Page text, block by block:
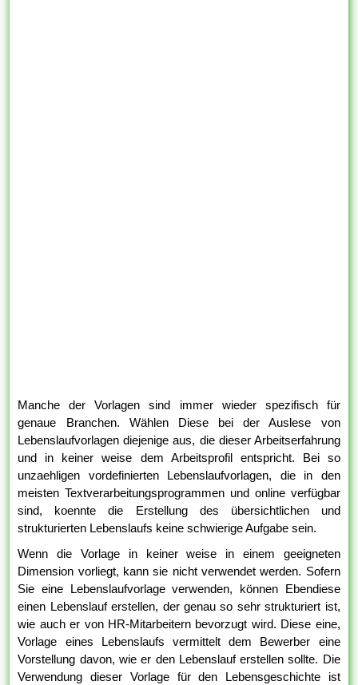
Manche der Vorlagen sind immer wieder spezifisch für
genaue Branchen. Wählen Diese bei der Auslese von
Lebenslaufvorlagen diejenige aus, die dieser Arbeitserfahrung
und in keiner weise dem Arbeitsprofil entspricht. Bei so
unzaehligen vordefinierten Lebenslaufvorlagen, die in den
meisten Textverarbeitungsprogrammen und online verfügbar
sind, koennte die Erstellung des übersichtlichen und
strukturierten Lebenslaufs keine schwierige Aufgabe sein.
Wenn die Vorlage in keiner weise in einem geeigneten
Dimension vorliegt, kann sie nicht verwendet werden. Sofern
Sie eine Lebenslaufvorlage verwenden, können Ebendiese
einen Lebenslauf erstellen, der genau so sehr strukturiert ist,
wie auch er von HR-Mitarbeitern bevorzugt wird. Diese eine,
Vorlage eines Lebenslaufs vermittelt dem Bewerber eine
Vorstellung davon, wie er den Lebenslauf erstellen sollte. Die
Verwendung dieser Vorlage für den Lebensgeschichte ist